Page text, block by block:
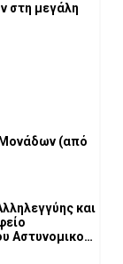
στη μεγάλη
(από
και
Αστυνομικού